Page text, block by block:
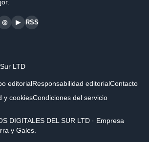
◎ ▶ RSS
LTD
editorialResponsabilidad editorialContacto
y cookiesCondiciones del servicio
DIGITALES DEL SUR LTD · Empresa
y Gales.